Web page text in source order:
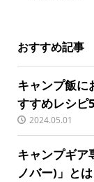
おすすめ記事
キャンプ飯に
すすめレシピ
2024.05.01
キャンプギア
ノバー)」とは